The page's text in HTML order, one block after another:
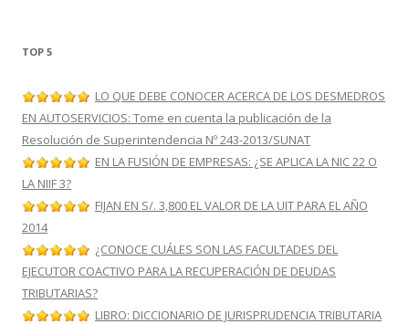
TOP 5
LO QUE DEBE CONOCER ACERCA DE LOS DESMEDROS
EN AUTOSERVICIOS: Tome en cuenta la publicación de la
Resolución de Superintendencia Nº 243-2013/SUNAT
EN LA FUSIÓN DE EMPRESAS: ¿SE APLICA LA NIC 22 O
LA NIIF 3?
FIJAN EN S/. 3,800 EL VALOR DE LA UIT PARA EL AÑO
2014
¿CONOCE CUÁLES SON LAS FACULTADES DEL
EJECUTOR COACTIVO PARA LA RECUPERACIÓN DE DEUDAS
TRIBUTARIAS?
LIBRO: DICCIONARIO DE JURISPRUDENCIA TRIBUTARIA